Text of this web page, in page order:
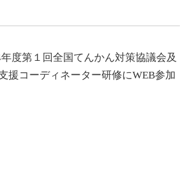
度第１回全国てんかん対策協議会及
援コーディネーター研修にWEB参加